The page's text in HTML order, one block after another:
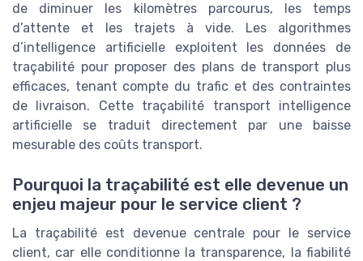
de diminuer les kilomètres parcourus, les temps
d’attente et les trajets à vide. Les algorithmes
d’intelligence artificielle exploitent les données de
traçabilité pour proposer des plans de transport plus
efficaces, tenant compte du trafic et des contraintes
de livraison. Cette traçabilité transport intelligence
artificielle se traduit directement par une baisse
mesurable des coûts transport.
Pourquoi la traçabilité est elle devenue un
enjeu majeur pour le service client ?
La traçabilité est devenue centrale pour le service
client, car elle conditionne la transparence, la fiabilité